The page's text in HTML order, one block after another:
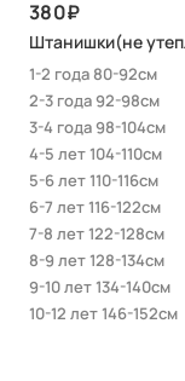
380
Штанишки(не
1-2 года 80-92см
2-3 года 92-98см
3-4 года 98-104см
4-5 лет 104-110см
5-6 лет 110-116см
6-7 лет 116-122см
7-8 лет 122-128см
8-9 лет 128-134см
9-10 лет 134-140см
10-12 лет 146-152см